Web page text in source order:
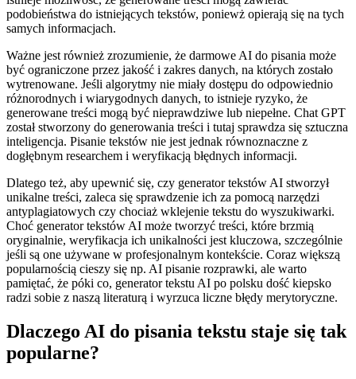
podobieństwa do istniejących tekstów, poniewż opierają się na tych
samych informacjach.
Ważne jest również zrozumienie, że darmowe AI do pisania może
być ograniczone przez jakość i zakres danych, na których zostało
wytrenowane. Jeśli algorytmy nie miały dostępu do odpowiednio
różnorodnych i wiarygodnych danych, to istnieje ryzyko, że
generowane treści mogą być nieprawdziwe lub niepełne. Chat GPT
został stworzony do generowania treści i tutaj sprawdza się sztuczna
inteligencja. Pisanie tekstów nie jest jednak równoznaczne z
dogłębnym researchem i weryfikacją błędnych informacji.
Dlatego też, aby upewnić się, czy generator tekstów AI stworzył
unikalne treści, zaleca się sprawdzenie ich za pomocą narzędzi
antyplagiatowych czy chociaż wklejenie tekstu do wyszukiwarki.
Choć generator tekstów AI może tworzyć treści, które brzmią
oryginalnie, weryfikacja ich unikalności jest kluczowa, szczególnie
jeśli są one używane w profesjonalnym kontekście. Coraz większą
popularnością cieszy się np. AI pisanie rozprawki, ale warto
pamiętać, że póki co, generator tekstu AI po polsku dość kiepsko
radzi sobie z naszą literaturą i wyrzuca liczne błędy merytoryczne.
Dlaczego AI do pisania tekstu staje się tak
popularne?